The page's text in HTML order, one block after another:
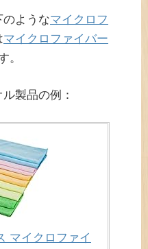
ようなマイクロフ
マイクロファイバー
。
製品の例：
マイクロファイ